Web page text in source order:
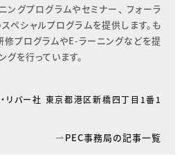
ングプログラムやセミナー、 フォーラ
ペシャルプログラムを提供します。も
修プログラムやE-ラーニングなどを提
を行っています。
リバー社 東京都港区新橋四丁目1番1
PEC事務局の記事一覧